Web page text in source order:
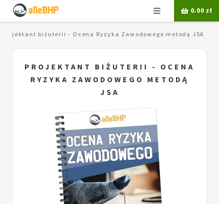
Menu 0.00 zł
Projektant biżuterii - Ocena Ryzyka Zawodowego metodą JSA
PROJEKTANT BIŻUTERII - OCENA
RYZYKA ZAWODOWEGO METODĄ
JSA